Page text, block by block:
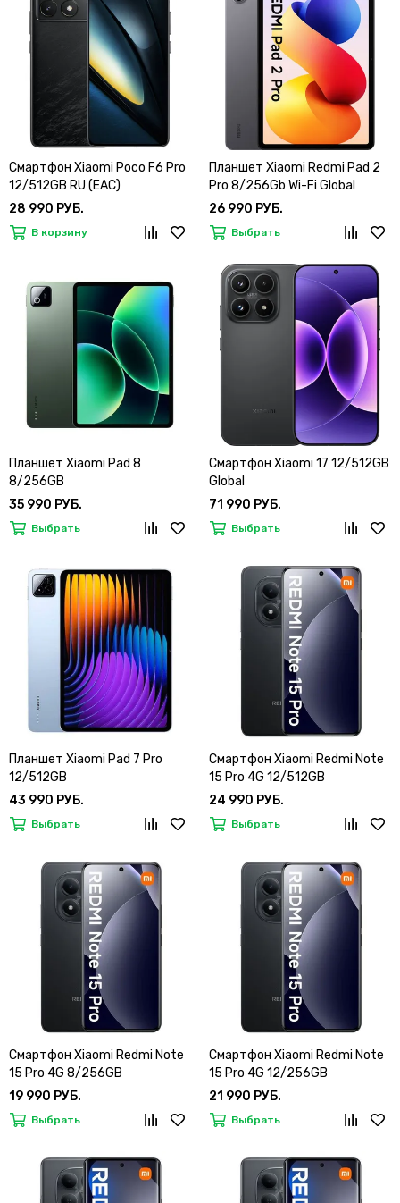
Смартфон Xiaomi Poco F6 Pro
12/512GB RU (EAC)
28 990 РУБ.
В корзину
Планшет Xiaomi Redmi Pad 2
Pro 8/256Gb Wi-Fi Global
26 990 РУБ.
Выбрать
Планшет Xiaomi Pad 8
8/256GB
35 990 РУБ.
Выбрать
Смартфон Xiaomi 17 12/512GB
Global
71 990 РУБ.
Выбрать
Планшет Xiaomi Pad 7 Pro
12/512GB
43 990 РУБ.
Выбрать
Смартфон Xiaomi Redmi Note
15 Pro 4G 12/512GB
24 990 РУБ.
Выбрать
Смартфон Xiaomi Redmi Note
15 Pro 4G 8/256GB
19 990 РУБ.
Выбрать
Смартфон Xiaomi Redmi Note
15 Pro 4G 12/256GB
21 990 РУБ.
Выбрать